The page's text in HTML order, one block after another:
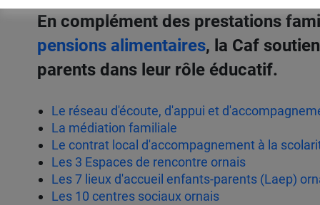
En complément des prestations
pensions alimentaires, la Caf
parents dans leur rôle éducatif.
Le réseau d'écoute, d'appui et
La médiation familiale
Le contrat local d'accompagnement à la
Les 3 Espaces de rencontre ornais
Les 7 lieux d'accueil enfants-parents (Laep)
Les 10 centres sociaux ornais